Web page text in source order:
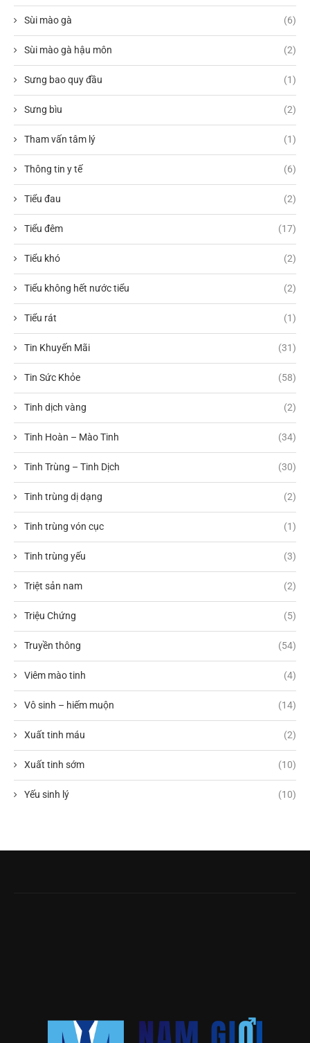
Sùi mào gà (6)
Sùi mào gà hậu môn (2)
Sưng bao quy đầu (1)
Sưng bìu (2)
Tham vấn tâm lý (1)
Thông tin y tế (6)
Tiểu đau (2)
Tiểu đêm (17)
Tiểu khó (2)
Tiểu không hết nước tiểu (2)
Tiểu rát (1)
Tin Khuyến Mãi (31)
Tin Sức Khỏe (58)
Tinh dịch vàng (2)
Tinh Hoàn – Mào Tinh (34)
Tinh Trùng – Tinh Dịch (30)
Tinh trùng dị dạng (2)
Tinh trùng vón cục (1)
Tinh trùng yếu (3)
Triệt sản nam (2)
Triệu Chứng (5)
Truyền thông (54)
Viêm mào tinh (4)
Vô sinh – hiếm muộn (14)
Xuất tinh máu (2)
Xuất tinh sớm (10)
Yếu sinh lý (10)